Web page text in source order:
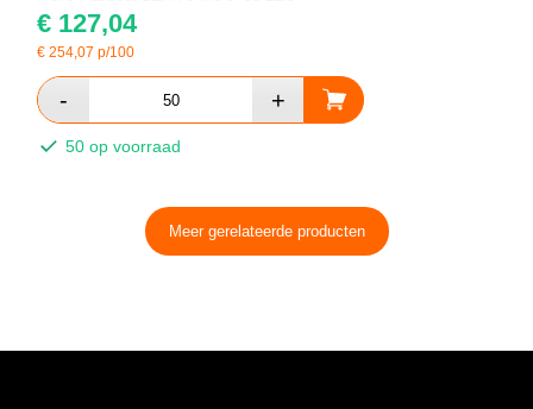
€ 127,04
€254,07 p/100
50 op voorraad
Meer gerelateerde producten